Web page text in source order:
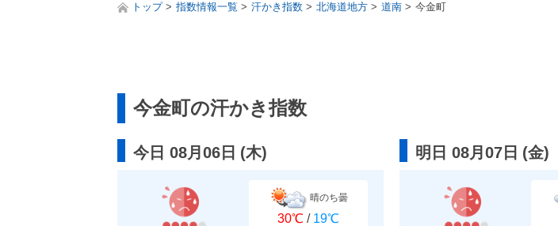
トップ 指数情報一覧 汗かき指数 北海道地方 道南 今金町
今金町の汗かき指数
今日 08月06日 (木)
晴のち曇
30℃ / 19℃
明日 08月07日 (金)